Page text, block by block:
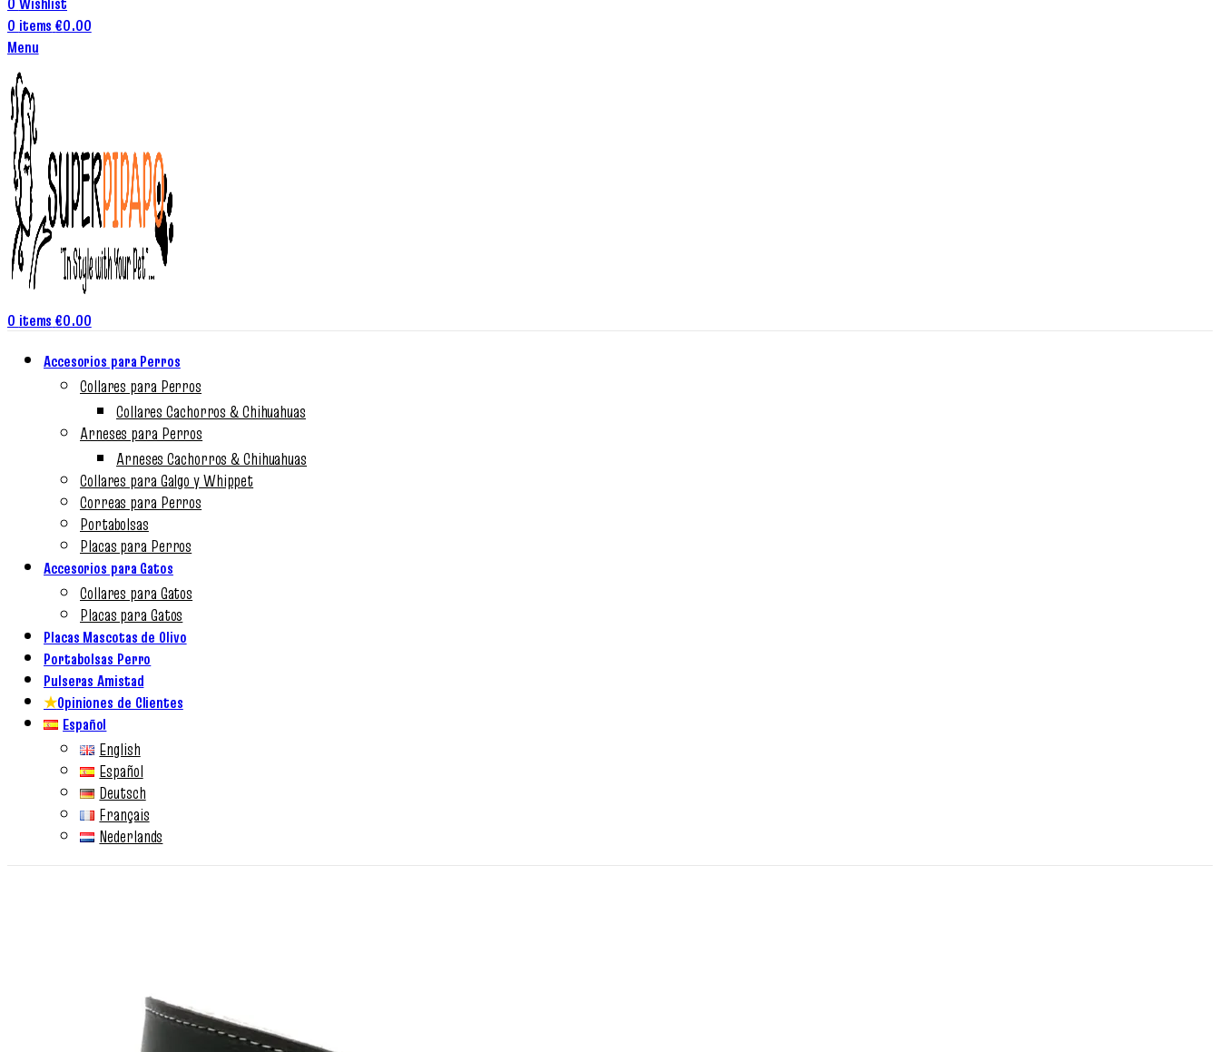
0 items €0.00
Menu
0 items €0.00
Accesorios para Perros
Collares para Perros
Collares Cachorros & Chihuahuas
Arneses para Perros
Arneses Cachorros & Chihuahuas
Collares para Galgo y Whippet
Correas para Perros
Portabolsas
Placas para Perros
Accesorios para Gatos
Collares para Gatos
Placas para Gatos
Placas Mascotas de Olivo
Portabolsas Perro
Pulseras Amistad
★Opiniones de Clientes
Español
English
Español
Deutsch
Français
Nederlands